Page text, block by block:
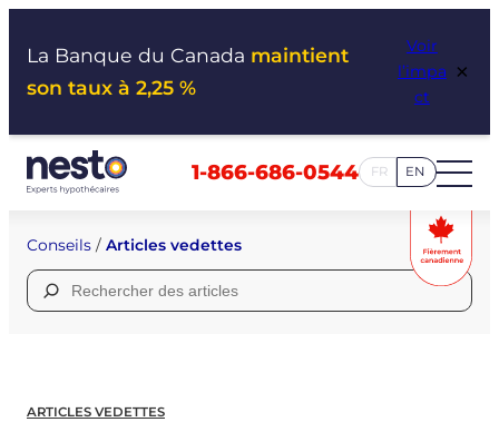
La Banque du Canada maintient
son taux à 2,25 %
Voir
l’impa
ct
×
1-866-686-0544 FR EN
Conseils / Articles vedettes
Rechercher :
ARTICLES VEDETTES